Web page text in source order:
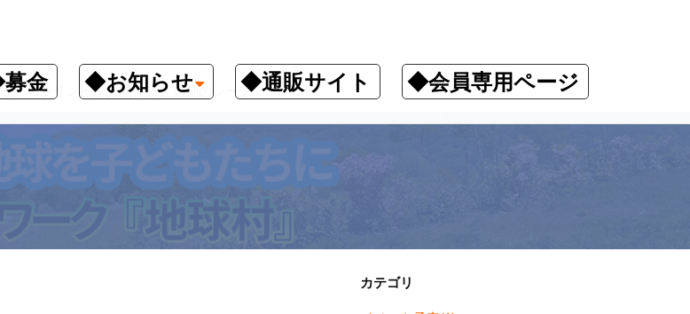
金 ◆お知らせ ◆通販サイト ◆会員専用ページ
／パラリンピック開会式、感動のシーン
カテゴリ